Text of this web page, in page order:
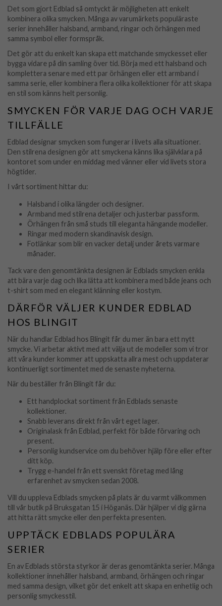
Det som gjort Edblad så omtyckt är möjligheten att enkelt
kombinera olika smycken. Många av varumärkets populäraste
serier innehåller halsband, armband, ringar och örhängen med
samma symbol eller formspråk.
Det gör att du enkelt kan skapa ett matchande smyckesset eller
bygga vidare på din samling över tid. Börja med ett halsband och
komplettera senare med ett par örhängen eller ett armband i
samma serie, eller kombinera flera olika kollektioner för att skapa
en stil som känns helt personlig.
SMYCKEN FÖR VARJE DAG OCH VARJE
TILLFÄLLE
Edblad designar smycken som fungerar i livets alla situationer.
Den stilrena designen gör att smyckena känns lika självklara på
kontoret som under en middag med vänner eller vid livets stora
högtider.
I vårt sortiment hittar du:
Halsband i olika längder och designer.
Armband med stilrena detaljer och justerbar passform.
Örhängen från små studs till eleganta hängande modeller.
Ringar med modern skandinavisk design.
Fotlänkar som blir en vacker detalj under årets varmare
månader.
Tack vare den genomtänkta designen är Edblads smycken enkla
att bära varje dag och lika lätta att kombinera med både jeans och
t-shirt som med en elegant klänning eller kostym.
DÄRFÖR VÄLJER KUNDER EDBLAD
HOS BLINGIT
När du handlar Edblad hos Blingit får du mer än bara ett nytt
smycke. Vi arbetar aktivt med att välja ut de modeller som vi tror
att våra kunder kommer att uppskatta allra mest och uppdaterar
kontinuerligt sortimentet med de senaste nyheterna.
När du beställer från Blingit får du:
Ett handplockat sortiment från Edblads senaste
kollektioner.
Snabb leverans direkt från vårt eget lager.
Originalask från Edblad, perfekt för både förvaring och
present.
Personlig kundservice om du behöver hjälp före eller efter
ditt köp.
Trygg e-handel från ett svenskt företag med lång
erfarenhet av smycken sedan 2008.
Vill du uppleva Edblads smycken på plats är du varmt välkommen
till vår butik på Bruksgatan 15 i Höganäs. Där hjälper vi dig gärna
att hitta rätt smycke eller den perfekta presenten.
UPPTÄCK EDBLADS POPULÄRA
SERIER
En av Edblads största styrkor är deras genomtänkta serier. Många
kollektioner innehåller halsband, armband, örhängen och ringar
med samma design, vilket gör det enkelt att skapa en enhetlig och
personlig smyckesstil.